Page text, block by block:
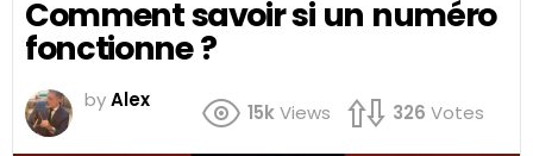
Comment savoir si un numéro
fonctionne ?
byAlex
15kViews 326 Votes